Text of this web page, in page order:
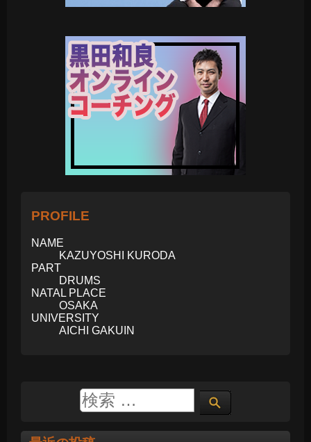
PROFILE
NAME
KAZUYOSHI KURODA
PART
DRUMS
NATAL PLACE
OSAKA
UNIVERSITY
AICHI GAKUIN